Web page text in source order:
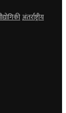
अंतर्राष्ट्रीय